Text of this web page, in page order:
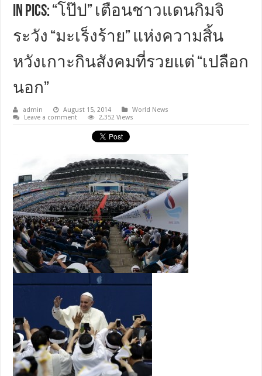
In Pics: “โป๊ป” เตือนชาวแดนกิมจิ
ระวัง “มะเร็งร้าย” แห่งความสิ้น
หวังเกาะกินสังคมที่รวยแต่ “เปลือก
นอก”
admin August 15, 2014
World News
Leave a comment
2,352 Views